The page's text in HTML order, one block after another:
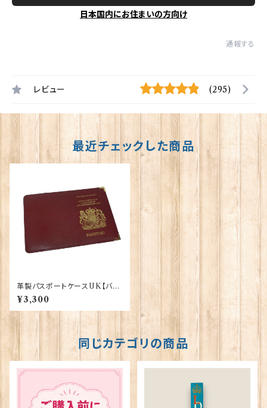
日本国内にお住まいの方向け
通報する
レビュー (295)
最近チェックした商品
革製パスポートケースUK【バー
ガンディ】R.C.Brady 90025-
BURGUNDY
¥3,300
同じカテゴリの商品